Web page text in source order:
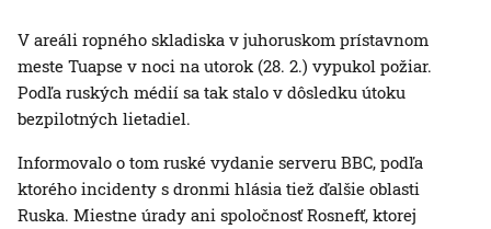
V areáli ropného skladiska v juhoruskom prístavnom
meste Tuapse v noci na utorok (28. 2.) vypukol požiar.
Podľa ruských médií sa tak stalo v dôsledku útoku
bezpilotných lietadiel.
Informovalo o tom ruské vydanie serveru BBC, podľa
ktorého incidenty s dronmi hlásia tiež ďalšie oblasti
Ruska. Miestne úrady ani spoločnosť Rosnefť, ktorej